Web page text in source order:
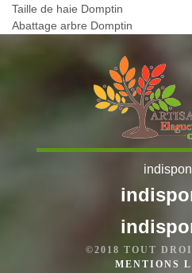
Taille de haie Domptin
Abattage arbre Domptin
©2018 TOUT
MENTIONS